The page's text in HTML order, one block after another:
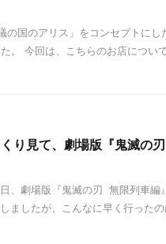
の国のアリス」をコンセプトにし
。 今回は、こちらのお店につい
り見て、劇場版『鬼滅の刃
、劇場版『鬼滅の刃 無限列車編
ましたが、こんなに早く行った